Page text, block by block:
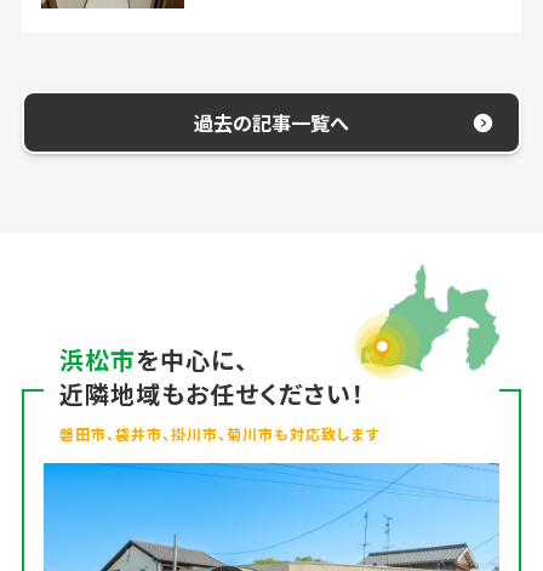
過去の記事一覧へ
浜松市を中心に、
近隣地域もお任せください！
磐田市、袋井市、掛川市、菊川市も対応致します